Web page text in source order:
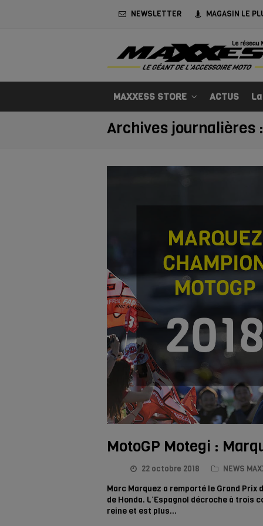
NEWSLETTER MAGASIN LE
MAXXESS STORE ACTUS
Archives journalières
MotoGP Motegi :
22 octobre 2018 NEWS
Marc Marquez a remporté le Grand
de Honda. L’Espagnol décroche à trois
reine et est plus…